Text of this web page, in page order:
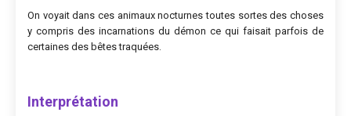
On voyait dans ces animaux nocturnes toutes sortes des choses
y compris des incarnations du démon ce qui faisait parfois de
certaines des bêtes traquées.
Interprétation